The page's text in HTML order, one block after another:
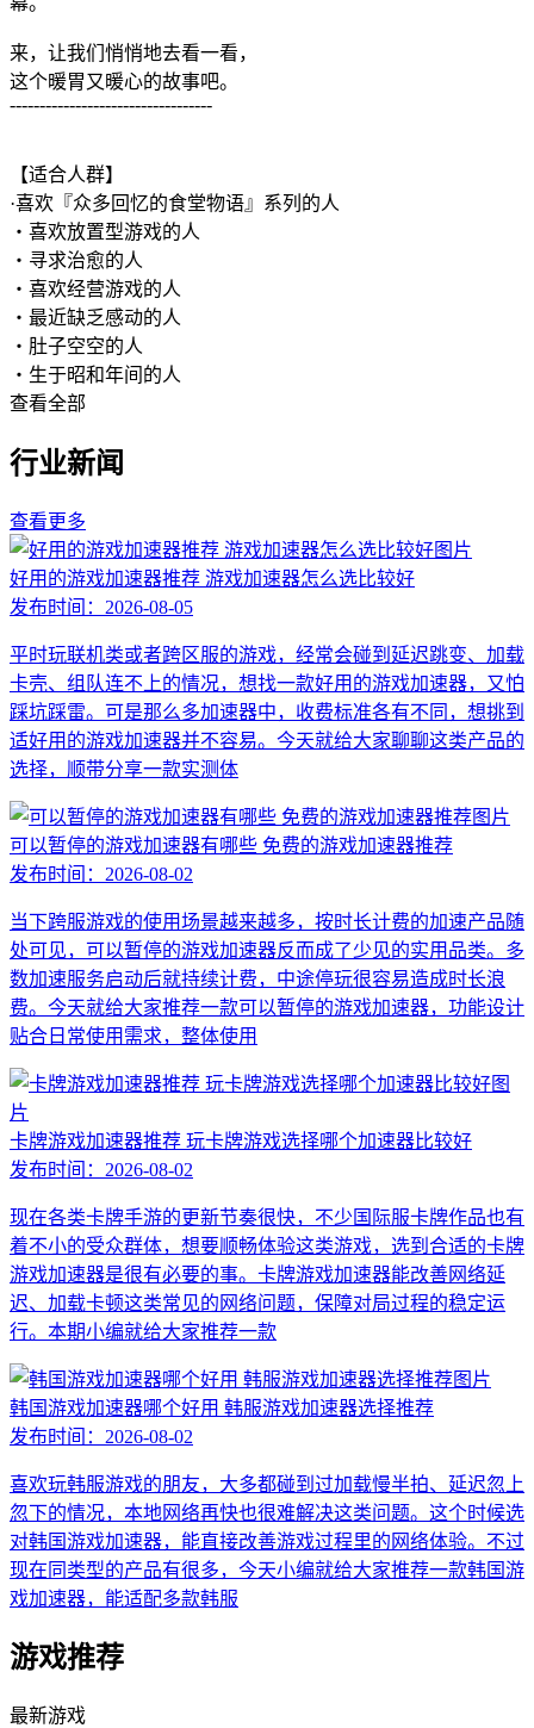
来，让我们悄悄地去看一看，
这个暖胃又暖心的故事吧。
----------------------------------
【适合人群】
·喜欢『众多回忆的食堂物语』系列的人
・喜欢放置型游戏的人
・寻求治愈的人
・喜欢经营游戏的人
・最近缺乏感动的人
・肚子空空的人
・生于昭和年间的人
查看全部
行业新闻
查看更多
好用的游戏加速器推荐 游戏加速器怎么选比较好
发布时间： 2026-08-05
平时玩联机类或者跨区服的游戏，经常会碰到延迟跳变、加载
卡壳、组队连不上的情况，想找一款好用的游戏加速器，又怕
踩坑踩雷。可是那么多加速器中，收费标准各有不同，想挑到
适好用的游戏加速器并不容易。今天就给大家聊聊这类产品的
选择，顺带分享一款实测体
可以暂停的游戏加速器有哪些 免费的游戏加速器推荐
发布时间： 2026-08-02
当下跨服游戏的使用场景越来越多，按时长计费的加速产品随
处可见，可以暂停的游戏加速器反而成了少见的实用品类。多
数加速服务启动后就持续计费，中途停玩很容易造成时长浪
费。今天就给大家推荐一款可以暂停的游戏加速器，功能设计
贴合日常使用需求，整体使用
卡牌游戏加速器推荐 玩卡牌游戏选择哪个加速器比较好
发布时间： 2026-08-02
现在各类卡牌手游的更新节奏很快，不少国际服卡牌作品也有
着不小的受众群体，想要顺畅体验这类游戏，选到合适的卡牌
游戏加速器是很有必要的事。卡牌游戏加速器能改善网络延
迟、加载卡顿这类常见的网络问题，保障对局过程的稳定运
行。本期小编就给大家推荐一款
韩国游戏加速器哪个好用 韩服游戏加速器选择推荐
发布时间： 2026-08-02
喜欢玩韩服游戏的朋友，大多都碰到过加载慢半拍、延迟忽上
忽下的情况，本地网络再快也很难解决这类问题。这个时候选
对韩国游戏加速器，能直接改善游戏过程里的网络体验。不过
现在同类型的产品有很多，今天小编就给大家推荐一款韩国游
戏加速器，能适配多款韩服
游戏推荐
最新游戏